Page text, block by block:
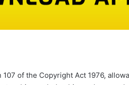
107 of the Copyright Act 1976,